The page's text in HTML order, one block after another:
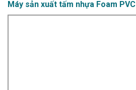
Máy sản xuất tấm nhựa Foam PVC